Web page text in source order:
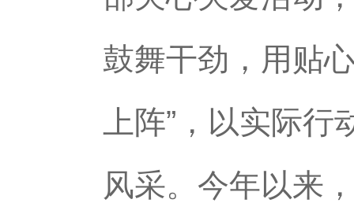
鼓舞干劲，用贴
上阵”，以实际
风采。今年以来